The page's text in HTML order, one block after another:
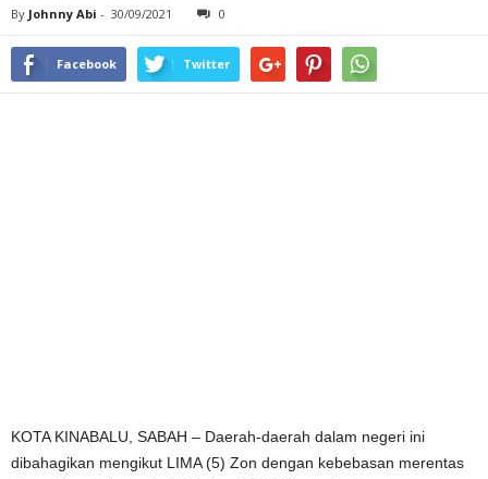
By Johnny Abi - 30/09/2021 0
Facebook Twitter
KOTA KINABALU, SABAH – Daerah-daerah dalam negeri ini
dibahagikan mengikut LIMA (5) Zon dengan kebebasan merentas